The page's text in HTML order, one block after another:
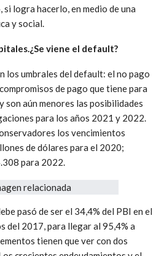
si logra hacerlo, en medio de una
y social.
viene el default?
los umbrales del default: el no pago
de pago que tiene para
son aún menores las posibilidades
para los años 2021 y 2022.
los vencimientos
de dólares para el 2020;
para 2022.
pasó de ser el 34,4% del PBI en el
del 2017, para llegar al 95,4% a
tienen que ver con dos